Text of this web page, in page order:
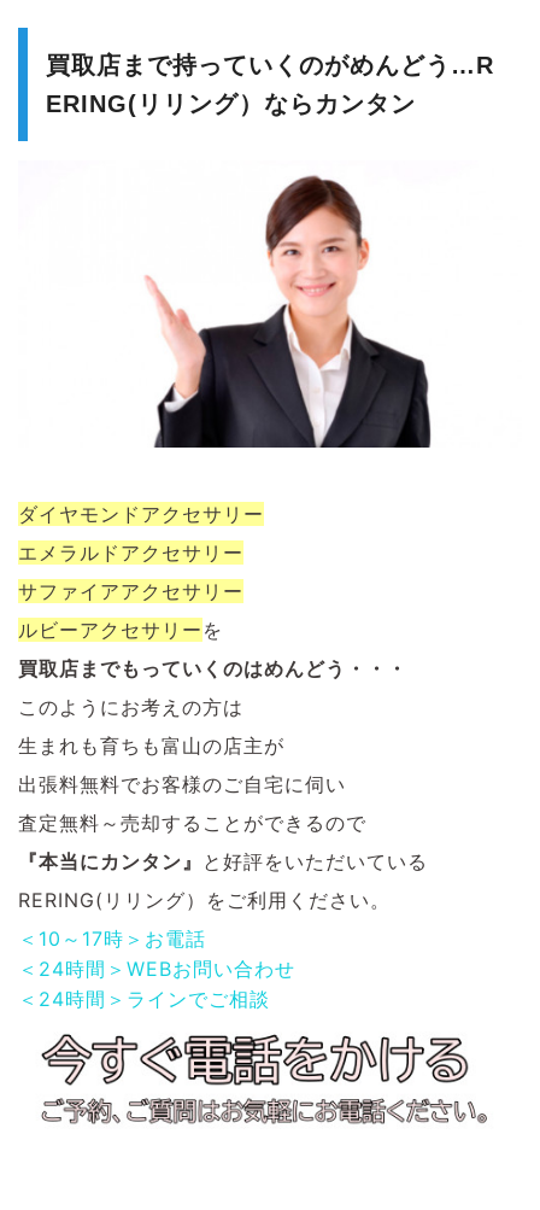
買取店まで持っていくのがめんどう…R
ERING(リリング）ならカンタン
ダイヤモンドアクセサリー
エメラルドアクセサリー
サファイアアクセサリー
ルビーアクセサリー を
買取店までもっていくのはめんどう・・・
このようにお考えの方は
生まれも育ちも富山の店主が
出張料無料でお客様のご自宅に伺い
査定無料～売却することができるので
『本当にカンタン』 と好評をいただいている
RERING(リリング）をご利用ください。
＜10～17時＞お電話
＜24時間＞WEBお問い合わせ
＜24時間＞ラインでご相談